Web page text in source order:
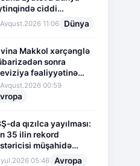
ciddi
imza atdı
11:06 Dünya
Makkol xərçənglə
sonra
fəaliyyətinə
verir
00:59
da qızılca yayılması:
35 ilin rekord
müşahidə
05:46 Avropa